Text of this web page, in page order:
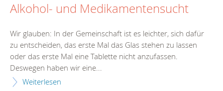
Alkohol- und Medikamentensucht
Wir glauben: In der Gemeinschaft ist es leichter, sich dafür
zu entscheiden, das erste Mal das Glas stehen zu lassen
oder das erste Mal eine Tablette nicht anzufassen.
Deswegen haben wir eine...
Weiterlesen